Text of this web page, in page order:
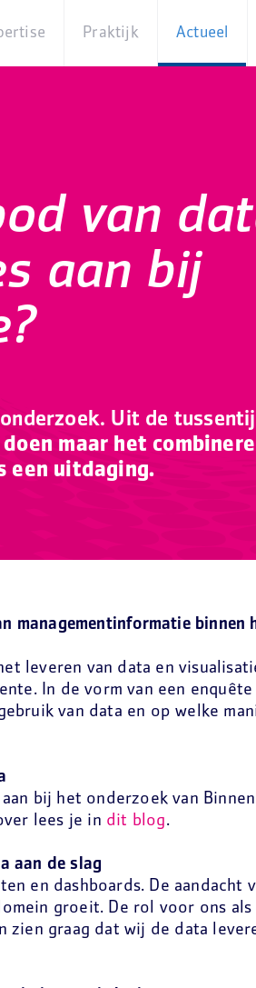
Praktijk
Practices
iBurgerzaken
Innovaties
Actueel
van
aan bij
Uit de
maar het
een uitdaging.
managementinformatie binnen
leveren van data en
In de vorm van een enquête
van data en op welke
bij het onderzoek van
lees je in dit blog.
aan de slag
en dashboards. De aandacht
groeit. De rol voor ons als
zien graag dat wij de data